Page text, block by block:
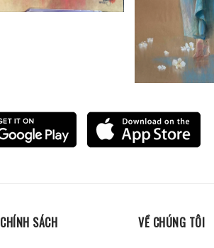
CHÍNH SÁCH VỀ CHÚNG TÔI